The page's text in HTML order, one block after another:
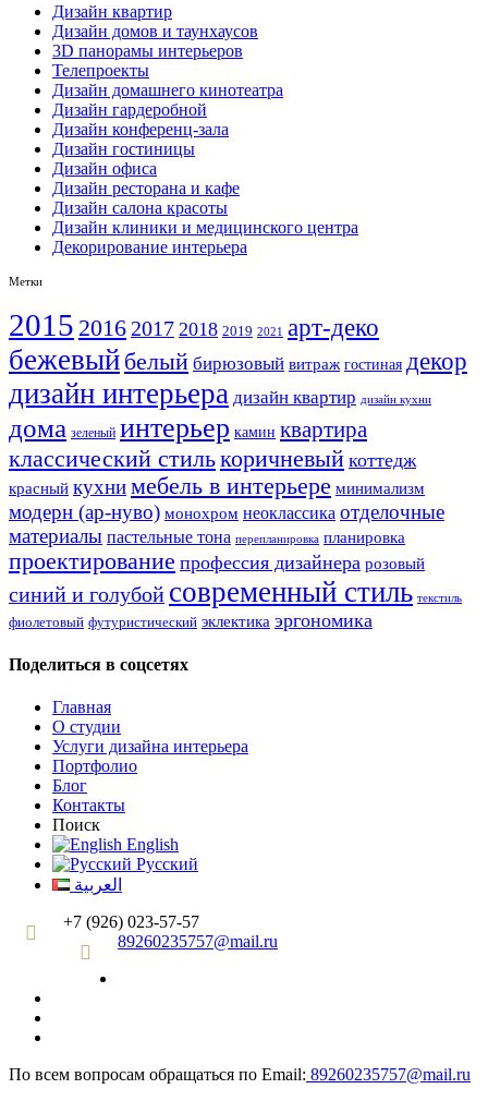
Дизайн квартир
Дизайн домов и таунхаусов
3D панорамы интерьеров
Телепроекты
Дизайн домашнего кинотеатра
Дизайн гардеробной
Дизайн конференц-зала
Дизайн гостиницы
Дизайн офиса
Дизайн ресторана и кафе
Дизайн салона красоты
Дизайн клиники и медицинского центра
Декорирование интерьера
Метки
2015 2016 2017 2018 2019 2021 арт-деко
бежевый белый бирюзовый витраж гостиная декор
дизайн интерьера дизайн квартир дизайн кухни
дома зеленый интерьер камин квартира
классический стилькоричневый коттедж
красный кухнимебель в интерьере минимализм
модерн (ар-нуво) монохром неоклассика отделочные
материалы пастельные тона перепланировка планировка
проектирование профессия дизайнера розовый
синий и голубой современный стиль текстиль
фиолетовый футуристический эклектика эргономика
Поделиться в соцсетях
Главная
О студии
Услуги дизайна интерьера
Портфолио
Блог
Контакты
Поиск
English
Русский
العربية
+7 (926) 023-57-57
89260235757@mail.ru
По всем вопросам обращаться по Email: 89260235757@mail.ru